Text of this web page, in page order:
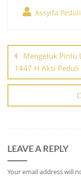
Assyifa
Mengetuk Pintu
1447 H Aksi Peduli
LEAVE A REPLY
Your email address will